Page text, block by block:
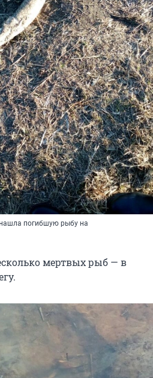
погибшую рыбу на
мертвых рыб — в